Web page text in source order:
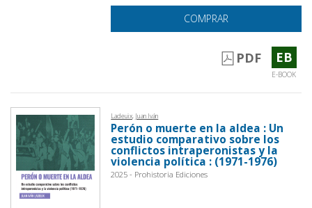
COMPRAR
PDF EB
E-BOOK
Ladeuix, Juan Iván
Perón o muerte en la aldea : Un
estudio comparativo sobre los
conflictos intraperonistas y la
violencia política : (1971-1976)
2025 - Prohistoria Ediciones